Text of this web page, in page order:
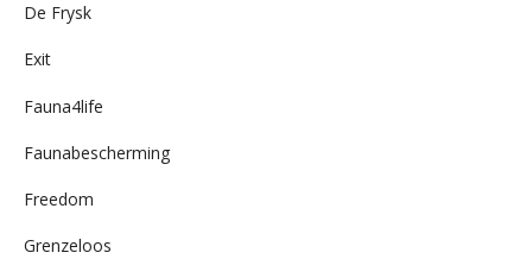
De Frysk
Exit
Fauna4life
Faunabescherming
Freedom
Grenzeloos